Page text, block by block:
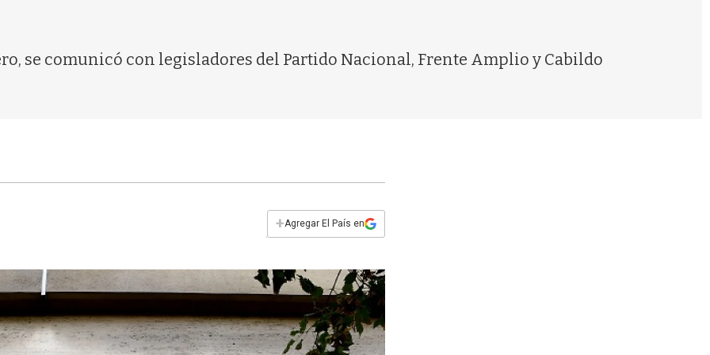
se comunicó con legisladores del Partido Nacional, Frente Amplio y Cabildo
+Agregar El País en